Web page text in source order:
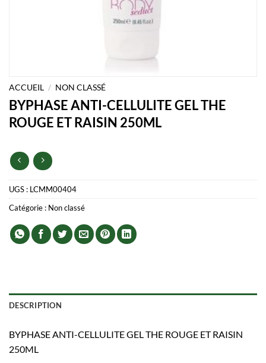
ACCUEIL / NON CLASSÉ
BYPHASE ANTI-CELLULITE GEL THE
ROUGE ET RAISIN 250ML
UGS : LCMM00404
Catégorie : Non classé
DESCRIPTION
BYPHASE ANTI-CELLULITE GEL THE ROUGE ET RAISIN
250ML